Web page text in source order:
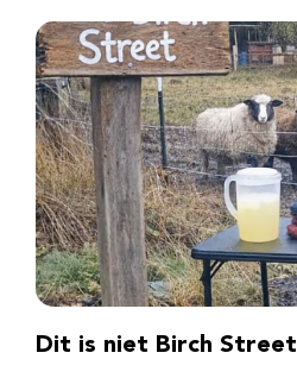
Dit is niet Birch Street